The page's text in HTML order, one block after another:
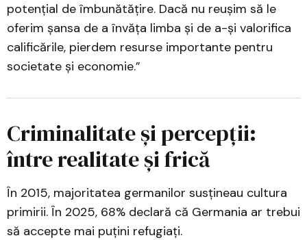
potențial de îmbunătățire. Dacă nu reușim să le
oferim șansa de a învăța limba și de a-și valorifica
calificările, pierdem resurse importante pentru
societate și economie.”
Criminalitate și percepții:
între realitate și frică
În 2015, majoritatea germanilor susțineau cultura
primirii. În 2025, 68% declară că Germania ar trebui
să accepte mai puțini refugiați.